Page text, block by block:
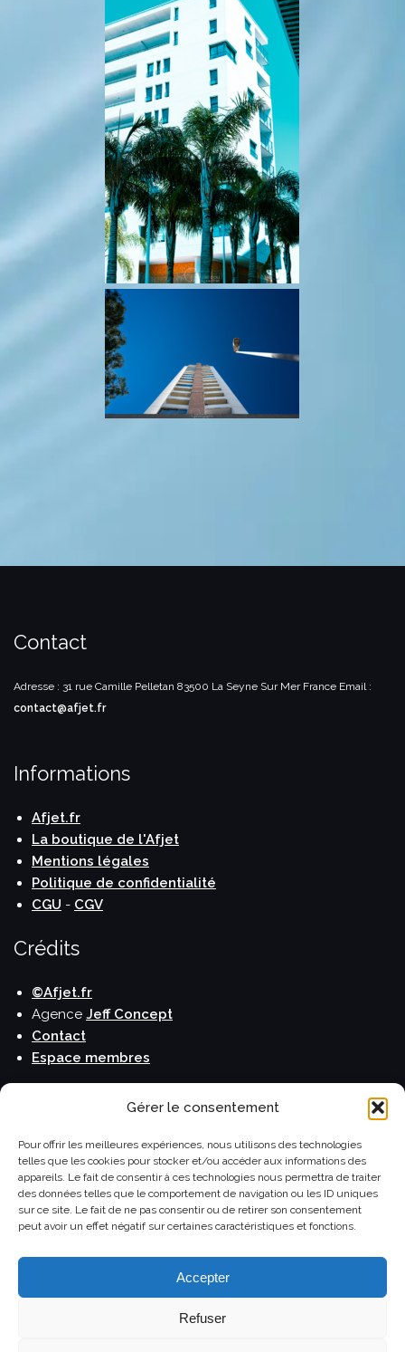
Gérer le consentement
Pour offrir les meilleures expériences, nous utilisons des technologies
telles que les cookies pour stocker et/ou accéder aux informations des
appareils. Le fait de consentir à ces technologies nous permettra de traiter
des données telles que le comportement de navigation ou les ID uniques
sur ce site. Le fait de ne pas consentir ou de retirer son consentement
peut avoir un effet négatif sur certaines caractéristiques et fonctions.
Accepter
Refuser
Contact
Adresse : 31 rue Camille Pelletan 83500 La Seyne Sur MerFrance Email :
contact@afjet.fr
Informations
Afjet.fr
La boutique de l'Afjet
Mentions légales
Politique de confidentialité
CGU - CGV
Crédits
©Afjet.fr
Agence Jeff Concept
Contact
Espace membres
Publications
Le blog de l'Afjet
La lettre de l'Afjet
Carnet de voyage
Horizons Monde
Le Guide du Routard
©Afjet.fr Association française des journalistes et des